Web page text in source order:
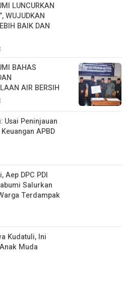
LUNCURKAN
WUJUDKAN
BAIK DAN
BAHAS
AIR BERSIH
Usai Peninjauan
APBD
Aep DPC PDI
Salurkan
Terdampak
Kudatuli, Ini
Muda